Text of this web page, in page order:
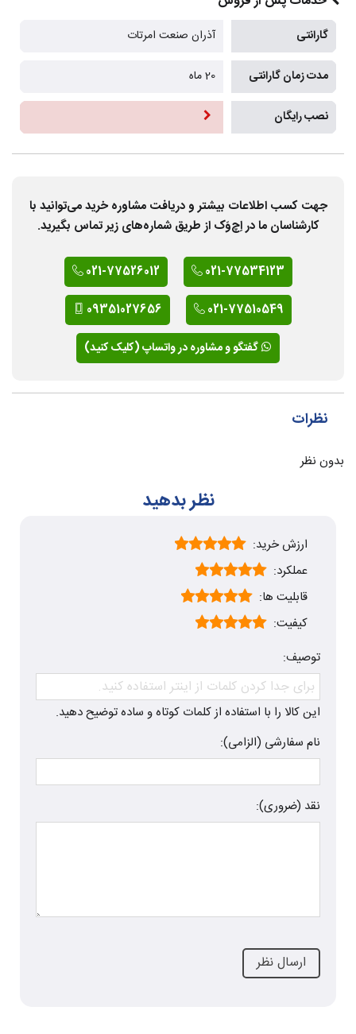
گارانتی آذران صنعت امرتات
مدت زمان گارانتی 20 ماه
نصب رایگان
جهت کسب اطلاعات بیشتر و دریافت مشاوره خرید می‌توانید با
کارشناسان ما در اِچ‌وَک از طریق شماره‌های زیر تماس بگیرید.
021-77534123
021-77526012
021-77510549
09351027656
گفتگو و مشاوره در واتساپ (کلیک کنید)
نظرات
بدون نظر
نظر بدهید
ارزش خرید:
عملکرد:
قابلیت ها:
کیفیت:
توصیف:
این کالا را با استفاده از کلمات کوتاه و ساده توضیح دهید.
نام سفارشی (الزامی):
نقد (ضروری):